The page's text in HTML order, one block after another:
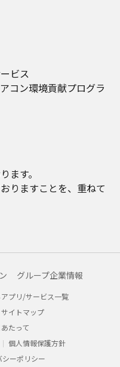
ビス
コン環境貢献プログラ
ます。
りますことを、重ねて
グループ企業情報
プリ/サービス一覧
サイトマップ
たって
個人情報保護方針
ーポリシー